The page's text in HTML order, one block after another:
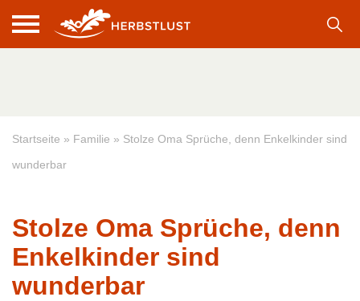
Startseite » Familie » Stolze Oma Sprüche, denn Enkelkinder sind
wunderbar
Stolze Oma Sprüche, denn
Enkelkinder sind
wunderbar